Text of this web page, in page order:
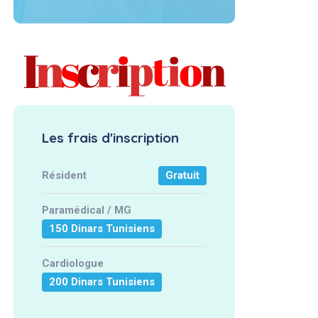
Les frais d'inscription
Résident Gratuit
Paramédical / MG
150 Dinars Tunisiens
Cardiologue
200 Dinars Tunisiens